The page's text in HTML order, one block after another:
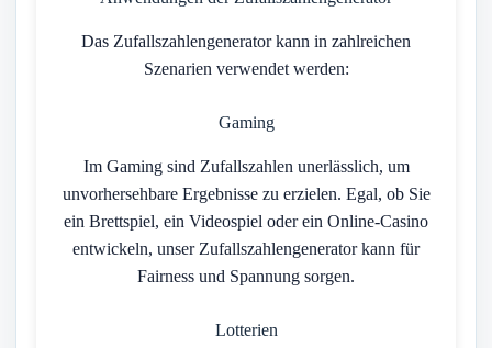
Das Zufallszahlengenerator kann in zahlreichen
Szenarien verwendet werden:
Gaming
Im Gaming sind Zufallszahlen unerlässlich, um
unvorhersehbare Ergebnisse zu erzielen. Egal, ob Sie
ein Brettspiel, ein Videospiel oder ein Online-Casino
entwickeln, unser Zufallszahlengenerator kann für
Fairness und Spannung sorgen.
Lotterien